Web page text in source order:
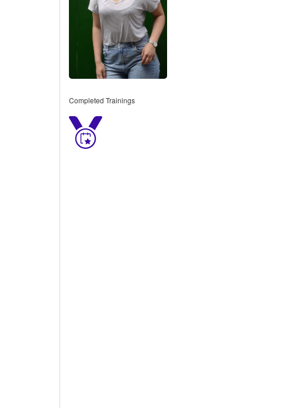
Completed Trainings